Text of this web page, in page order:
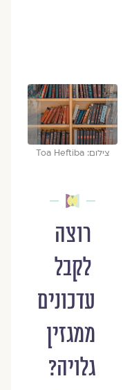
צילום: Toa Heftiba
רוצה
לקבל
עדכונים
ממגזין
גלויה?